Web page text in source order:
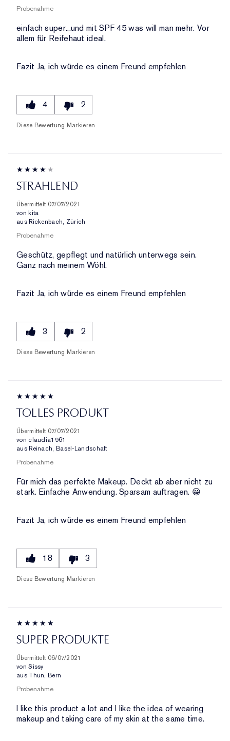
Probenahme
einfach super...und mit SPF 45 was will man mehr. Vor
allem für Reifehaut ideal.
Fazit Ja, ich würde es einem Freund empfehlen
4 2
Diese Bewertung Markieren
STRAHLEND
Übermittelt 07/07/2021
von kita
aus Rickenbach, Zürich
Probenahme
Geschütz, gepflegt und natürlich unterwegs sein.
Ganz nach meinem Wöhl.
Fazit Ja, ich würde es einem Freund empfehlen
3 2
Diese Bewertung Markieren
TOLLES PRODUKT
Übermittelt 07/07/2021
von claudia1961
aus Reinach, Basel-Landschaft
Probenahme
Für mich das perfekte Makeup. Deckt ab aber nicht zu
stark. Einfache Anwendung. Sparsam auftragen. 😀
Fazit Ja, ich würde es einem Freund empfehlen
18 3
Diese Bewertung Markieren
SUPER PRODUKTE
Übermittelt 06/07/2021
von Sissy
aus Thun, Bern
Probenahme
I like this product a lot and I like the idea of wearing
makeup and taking care of my skin at the same time.